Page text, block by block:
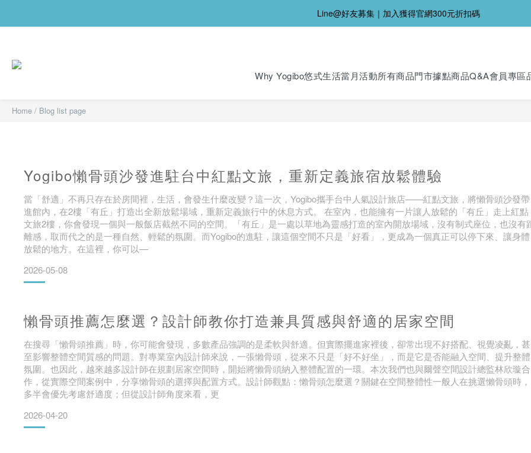
Line@好友募集｜加入獲得官網300元折扣碼
Why Yogibo悠式生活當月活動所有商品門市據點商品Q&A會員專區
Home / Blog list page
Yogibo懶骨頭沙發進駐台中紅點文旅，重新定義旅宿放鬆體驗
當「舒適」不再只存在於房間裡，生活，會發生什麼改變？這一次，Yogibo攜手台中人氣設計旅店——紅點文旅，將懶骨頭沙發帶
進館內，在2樓「有丘」打造出全新放鬆場域，重新定義旅行中的休息方式。 在室內，也能擁有一片讓人放鬆的「有丘」走上紅點
文旅2樓，你會發現一個與一般飯店截然不同的空間。「有丘」是一處以草地為靈感打造的室內開放場域，沒有制式座位，也沒有
離感，取而代之的是一種自然、輕鬆的氛圍。而Yogibo的進駐，讓這個空間不只是「好看」，更成為一個真正可以停下來、讓身體
放鬆的地方。在這裡，你可以—
2026-05-08
懶骨頭推薦怎麼選？設計師教你打造兼具質感與舒適的居家空間
在搜尋「懶骨頭推薦」時，你可能會發現，多數產品強調的是柔軟與舒適。但實際擺進家裡後，卻常出現不好搭配、視覺凌亂，甚
至影響整體空間質感的問題。對專業室內設計師來說，一張懶骨頭，從來不只是「好不好坐」，而是它是否能融入空間、提升整體
氛圍。也因此，越來越多設計師在規劃居家空間時，開始將懶骨頭納入整體配置的一環。本次我們也與爾聲空間設計總監林欣璇合
作，從實際空間案例中，分享懶骨頭的選擇與配置方式。設計師觀點：懶骨頭怎麼選？關鍵在空間整體性一般人在挑選懶骨頭時，
多半會優先考慮舒適度；但從設計師角度來看，更
2026-04-20